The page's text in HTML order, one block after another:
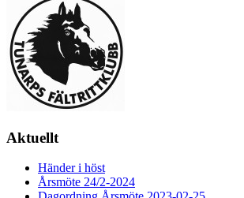
Aktuellt
Händer i höst
Årsmöte 24/2-2024